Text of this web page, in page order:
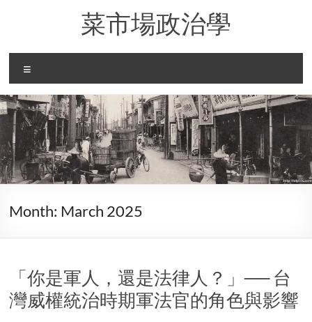
菜市場政治學
Month: March 2025
「你是軍人，還是法律人？」── 台
灣威權統治時期軍法官的角色與影響